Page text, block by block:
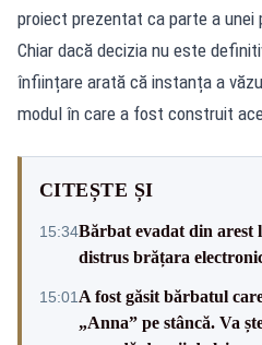
proiect prezentat ca parte a
Chiar dacă decizia nu este
înființare arată că instanța a
modul în care a fost construit
CITEȘTE ȘI
15:34Bărbat evadat din arest
distrus brățara
15:01 A fost găsit bărbatul
„Anna” pe stâncă. Va